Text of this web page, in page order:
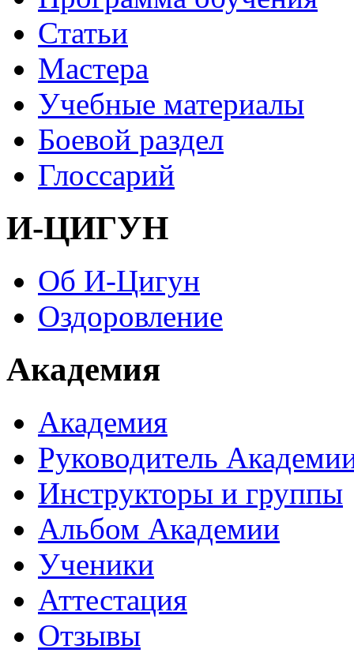
Статьи
Мастера
Учебные материалы
Боевой раздел
Глоссарий
И-ЦИГУН
Об И-Цигун
Оздоровление
Академия
Академия
Руководитель
Инструкторы и группы
Альбом Академии
Ученики
Аттестация
Отзывы